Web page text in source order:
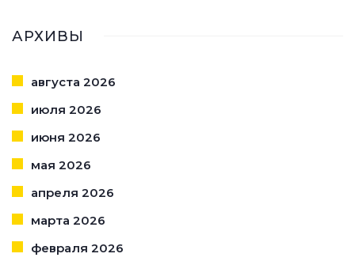
АРХИВЫ
августа 2026
июля 2026
июня 2026
мая 2026
апреля 2026
марта 2026
февраля 2026